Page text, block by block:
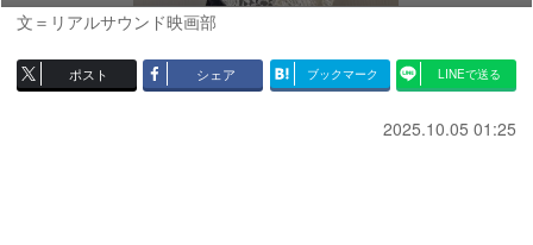
文＝リアルサウンド映画部
ポスト シェア ブックマーク LINEで送る
2025.10.05 01:25